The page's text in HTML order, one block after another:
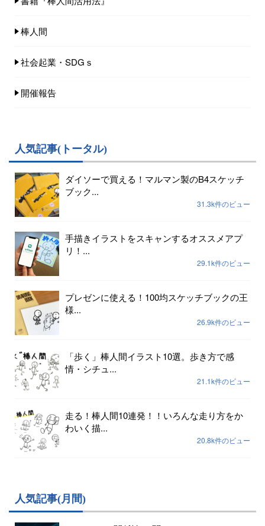
棒人間
社会起業・SDGｓ
開催報告
人気記事(トータル)
ダイソーで買える！マルマン製のB4スケッチ
ブック...
31.3k件のビュー
手描きイラストをスキャンするオススメアプ
リ！...
29.1k件のビュー
プレゼンに使える！100均スケッチブックの王
様...
26.9k件のビュー
「歩く」棒人間イラスト10選。歩き方で感
情・シチュ...
21.1k件のビュー
走る！棒人間10連発！！いろんな走り方をか
わいく描...
20.8k件のビュー
人気記事(月間)